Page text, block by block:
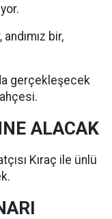
bir,
gerçekleşecek
ALACAK
Kıraç ile ünlü